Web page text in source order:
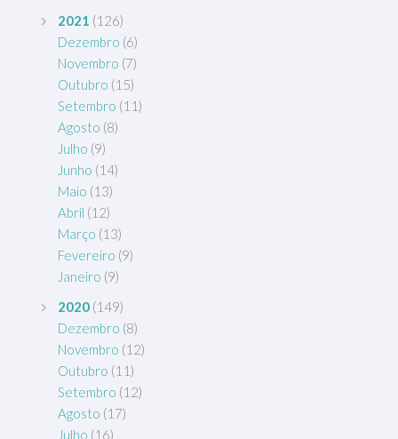
2021 (126)
Dezembro (6)
Novembro (7)
Outubro (15)
Setembro (11)
Agosto (8)
Julho (9)
Junho (14)
Maio (13)
Abril (12)
Março (13)
Fevereiro (9)
Janeiro (9)
2020 (149)
Dezembro (8)
Novembro (12)
Outubro (11)
Setembro (12)
Agosto (17)
Julho (16)